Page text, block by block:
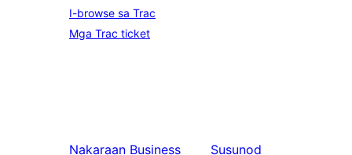
I-browse sa Trac
Mga Trac ticket
Nakaraan Business
Susunod